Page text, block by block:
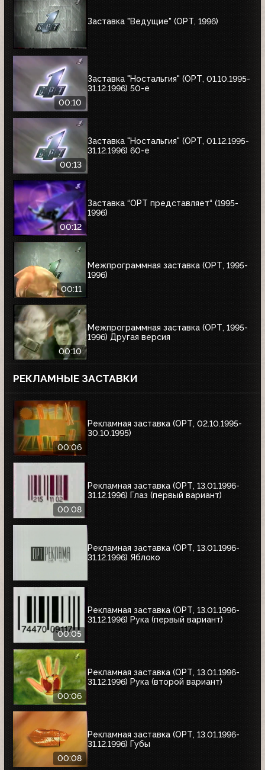
Заставка "Ведущие" (ОРТ, 1996)
00:10
Заставка "Ностальгия" (ОРТ, 01.10.1995-
31.12.1996) 50-е
00:13
Заставка "Ностальгия" (ОРТ, 01.12.1995-
31.12.1996) 60-е
00:12
Заставка “ОРТ представляет“ (1995-
1996)
00:11
Межпрограммная заставка (ОРТ, 1995-
1996)
00:10
Межпрограммная заставка (ОРТ, 1995-
1996) Другая версия
РЕКЛАМНЫЕ ЗАСТАВКИ
00:06
Рекламная заставка (ОРТ, 02.10.1995-
30.10.1995)
00:08
Рекламная заставка (ОРТ, 13.01.1996-
31.12.1996) Глаз (первый вариант)
Рекламная заставка (ОРТ, 13.01.1996-
31.12.1996) Яблоко
00:05
Рекламная заставка (ОРТ, 13.01.1996-
31.12.1996) Рука (первый вариант)
00:06
Рекламная заставка (ОРТ, 13.01.1996-
31.12.1996) Рука (второй вариант)
00:08
Рекламная заставка (ОРТ, 13.01.1996-
31.12.1996) Губы